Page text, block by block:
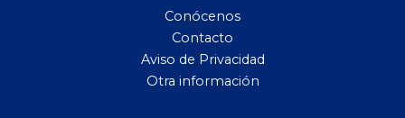
Conócenos
Contacto
Aviso de Privacidad
Otra información